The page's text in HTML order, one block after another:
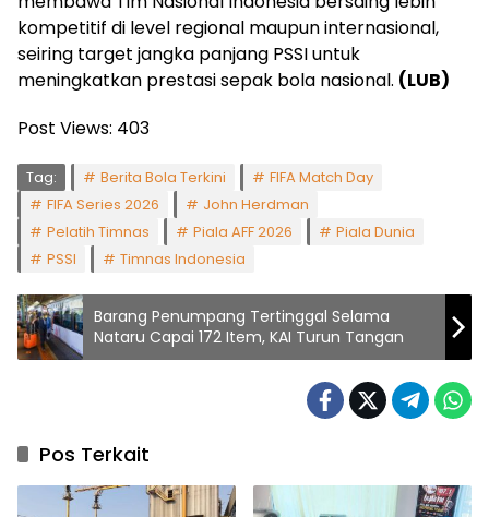
kompetitif di level regional maupun internasional,
seiring target jangka panjang PSSI untuk
meningkatkan prestasi sepak bola nasional. (LUB)
Post Views: 403
Tag: Berita Bola Terkini
FIFA Match Day
FIFA Series 2026
John Herdman
Pelatih Timnas
Piala AFF 2026
Piala Dunia
PSSI
Timnas Indonesia
Barang Penumpang Tertinggal Selama
Nataru Capai 172 Item, KAI Turun Tangan
Pos Terkait